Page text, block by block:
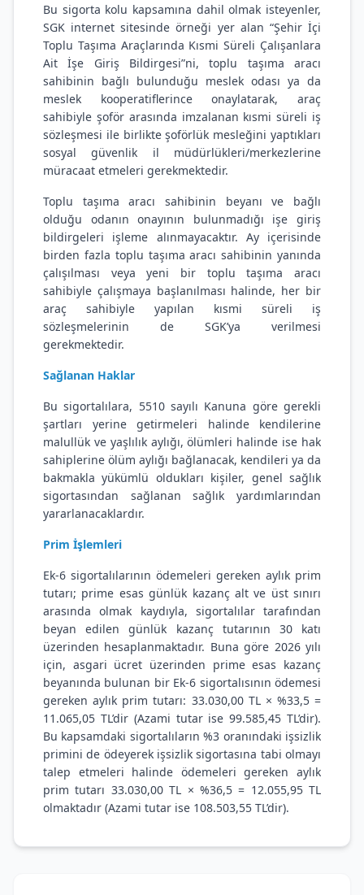
Bu sigorta kolu kapsamına dahil olmak isteyenler,
SGK internet sitesinde örneği yer alan “Şehir İçi
Toplu Taşıma Araçlarında Kısmi Süreli Çalışanlara
Ait İşe Giriş Bildirgesi”ni, toplu taşıma aracı
sahibinin bağlı bulunduğu meslek odası ya da
meslek kooperatiflerince onaylatarak, araç
sahibiyle şoför arasında imzalanan kısmi süreli iş
sözleşmesi ile birlikte şoförlük mesleğini yaptıkları
sosyal güvenlik il müdürlükleri/merkezlerine
müracaat etmeleri gerekmektedir.
Toplu taşıma aracı sahibinin beyanı ve bağlı
olduğu odanın onayının bulunmadığı işe giriş
bildirgeleri işleme alınmayacaktır. Ay içerisinde
birden fazla toplu taşıma aracı sahibinin yanında
çalışılması veya yeni bir toplu taşıma aracı
sahibiyle çalışmaya başlanılması halinde, her bir
araç sahibiyle yapılan kısmi süreli iş
sözleşmelerinin de SGK’ya verilmesi
gerekmektedir.
Sağlanan Haklar
Bu sigortalılara, 5510 sayılı Kanuna göre gerekli
şartları yerine getirmeleri halinde kendilerine
malullük ve yaşlılık aylığı, ölümleri halinde ise hak
sahiplerine ölüm aylığı bağlanacak, kendileri ya da
bakmakla yükümlü oldukları kişiler, genel sağlık
sigortasından sağlanan sağlık yardımlarından
yararlanacaklardır.
Prim İşlemleri
Ek-6 sigortalılarının ödemeleri gereken aylık prim
tutarı; prime esas günlük kazanç alt ve üst sınırı
arasında olmak kaydıyla, sigortalılar tarafından
beyan edilen günlük kazanç tutarının 30 katı
üzerinden hesaplanmaktadır. Buna göre 2026 yılı
için, asgari ücret üzerinden prime esas kazanç
beyanında bulunan bir Ek-6 sigortalısının ödemesi
gereken aylık prim tutarı: 33.030,00 TL × %33,5 =
11.065,05 TL’dir (Azami tutar ise 99.585,45 TL’dir).
Bu kapsamdaki sigortalıların %3 oranındaki işsizlik
primini de ödeyerek işsizlik sigortasına tabi olmayı
talep etmeleri halinde ödemeleri gereken aylık
prim tutarı 33.030,00 TL × %36,5 = 12.055,95 TL
olmaktadır (Azami tutar ise 108.503,55 TL’dir).